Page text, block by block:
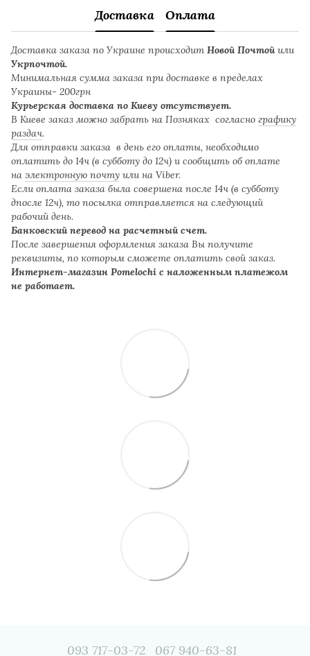
Доставка Оплата
Доставка заказа по Украине происходит Новой Почтой или
Укрпочтой.
Минимальная сумма заказа при доставке в пределах
Украины- 200грн
Курьерская доставка по Киеву отсутствует.
В Киеве заказ можно забрать на Позняках согласно графику
раздач.
Для отправки заказа в день его оплаты, необходимо
оплатить до 14ч (в субботу до 12ч) и сообщить об оплате
на электронную почту или на Viber.
Если оплата заказа была совершена после 14ч (в субботу
дпосле 12ч), то посылка отправляется на следующий
рабочий день.
Банковский перевод на расчетный счет.
После завершения оформления заказа Вы получите
реквизиты, по которым сможете оплатить свой заказ.
Интернет-магазин Pomelochi с наложенным платежом
не работает.
093 717-03-72 067 940-63-81